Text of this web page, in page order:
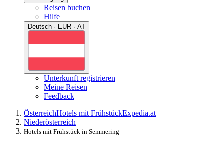
Reisen buchen
Hilfe
Deutsch · EUR · AT
Unterkunft registrieren
Meine Reisen
Feedback
ÖsterreichHotels mit FrühstückExpedia.at
Niederösterreich
Hotels mit Frühstück in Semmering